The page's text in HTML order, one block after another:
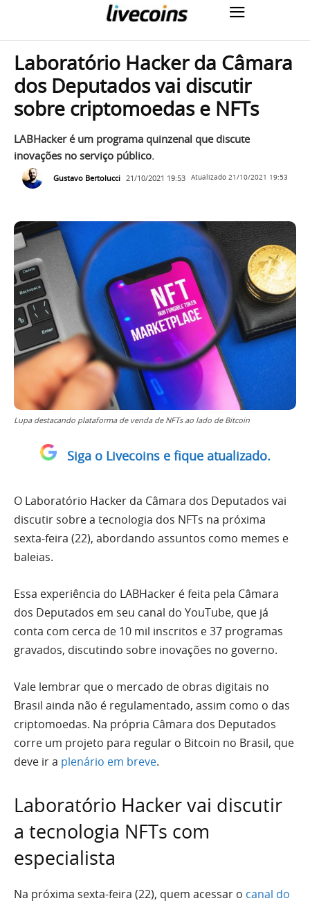
Laboratório Hacker da Câmara
dos Deputados vai discutir
sobre criptomoedas e NFTs
LABHacker é um programa quinzenal que discute
inovações no serviço público.
Gustavo Bertolucci 21/10/2021 19:53 Atualizado 21/10/2021 19:53
Lupa destacando plataforma de venda de NFTs ao lado de Bitcoin
Siga o Livecoins e fique atualizado.
O Laboratório Hacker da Câmara dos Deputados vai
discutir sobre a tecnologia dos NFTs na próxima
sexta-feira (22), abordando assuntos como memes e
baleias.
Essa experiência do LABHacker é feita pela Câmara
dos Deputados em seu canal do YouTube, que já
conta com cerca de 10 mil inscritos e 37 programas
gravados, discutindo sobre inovações no governo.
Vale lembrar que o mercado de obras digitais no
Brasil ainda não é regulamentado, assim como o das
criptomoedas. Na própria Câmara dos Deputados
corre um projeto para regular o Bitcoin no Brasil, que
deve ir a plenário em breve.
Laboratório Hacker vai discutir
a tecnologia NFTs com
especialista
Na próxima sexta-feira (22), quem acessar o canal do